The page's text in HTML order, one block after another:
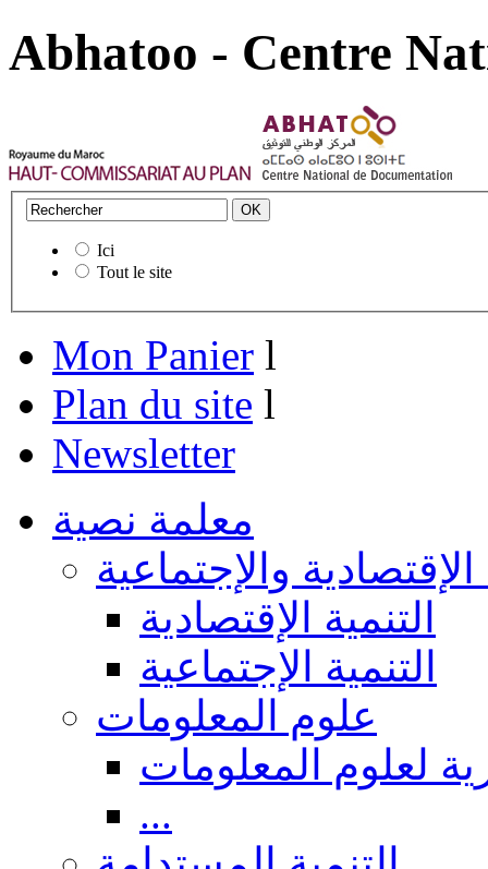
Abhatoo - Centre
Ici
Tout le site
Mon Panier l
Plan du site l
Newsletter
معلمة نصية
الإقتصادية والإجتماعية
التنمية الإقتصادية
التنمية الإجتماعية
علوم المعلومات
لعلوم المعلومات
...